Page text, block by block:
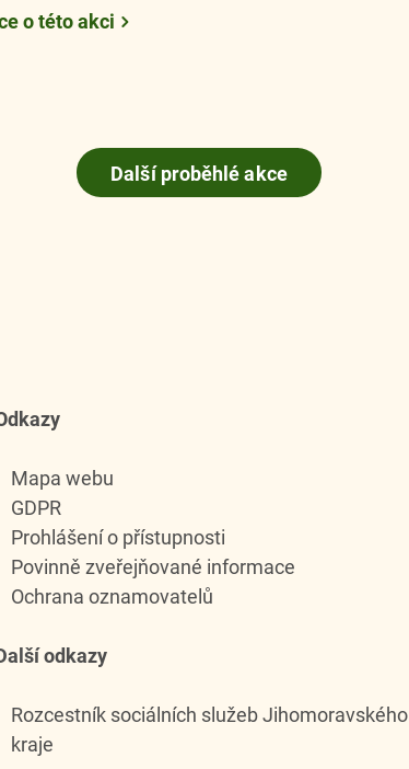
o této akci
Další proběhlé akce
Mapa webu
GDPR
Prohlášení o přístupnosti
Povinně zveřejňované informace
Ochrana oznamovatelů
odkazy
Rozcestník sociálních služeb Jihomoravského
kraje